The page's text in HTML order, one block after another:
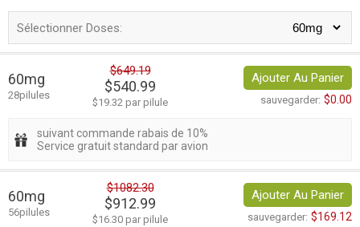
Sélectionner Doses:
60mg
28pilules
$649.19
$540.99
$19.32 par pilule
Ajouter Au Panier
sauvegarder: $0.00
suivant commande rabais de 10%
Service gratuit standard par avion
60mg
56pilules
$1082.30
$912.99
$16.30 par pilule
Ajouter Au Panier
sauvegarder: $169.12